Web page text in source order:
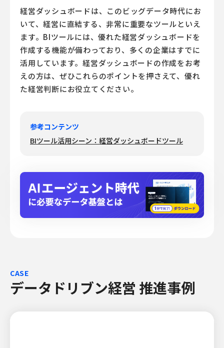
経営ダッシュボードは、このビッグデータ時代にお
いて、経営に直結する、非常に重要なツールといえ
ます。 BIツールには、優れた経営ダッシュボードを
作成する機能が備わっており、多くの企業はすでに
活用しています。経営ダッシュボードの作成をお考
えの方は、ぜひこれらのポイントを押さえて、優れ
た経営判断にお役立てください。
参考コンテンツ
BIツール活用シーン：経営ダッシュボードツール
CASE
データドリブン経営 推進事例